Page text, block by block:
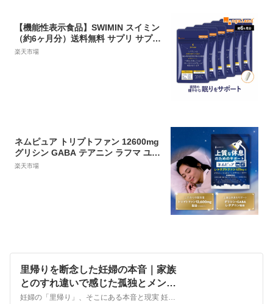
【機能性表示食品】SWIMIN スイミン
（約6ヶ月分）送料無料 サプリ サプリ
メント 睡眠 サプリ L-テアニン 配合
楽天市場
ネムピュア トリプトファン 12600mg
グリシン GABA テアニン ラフマ ユー
グレナ L-リジン こだわり配合 13種の
楽天市場
里帰りを断念した妊婦の本音｜家族
とのすれ違いで感じた孤独とメンタ
ルケアのヒント |
妊婦の「里帰り」、そこにある本音と現実 妊婦にとって「里帰り出産」は心身の安心材料 でも義母との関係で葛藤が生まれるケースも多い 近年は義実家との距離感・付き合い方に悩む人が増加 30代女性にとって“家族のカタチ”は多様化している 妊娠中の